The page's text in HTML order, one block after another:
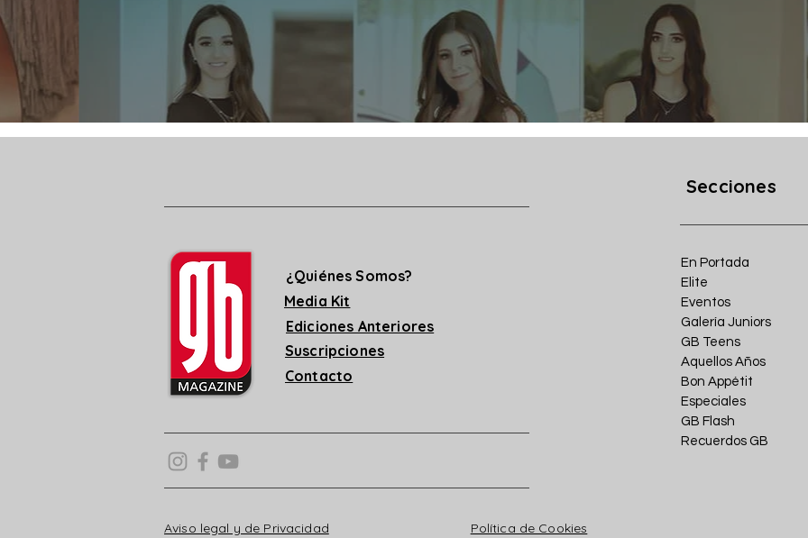
¿Quiénes Somos?
Media Kit
Ediciones Anteriores
Suscripciones
Contacto
Aviso legal y de Privacidad Política de Cookies
Secciones
En Portada
Elite
Eventos
Galería Juniors
GB Teens
Aquellos Años
Bon Appétit
Especiales
GB Flash
Recuerdos GB